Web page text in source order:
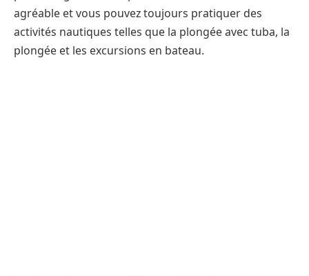
agréable et vous pouvez toujours pratiquer des
activités nautiques telles que la plongée avec tuba, la
plongée et les excursions en bateau.